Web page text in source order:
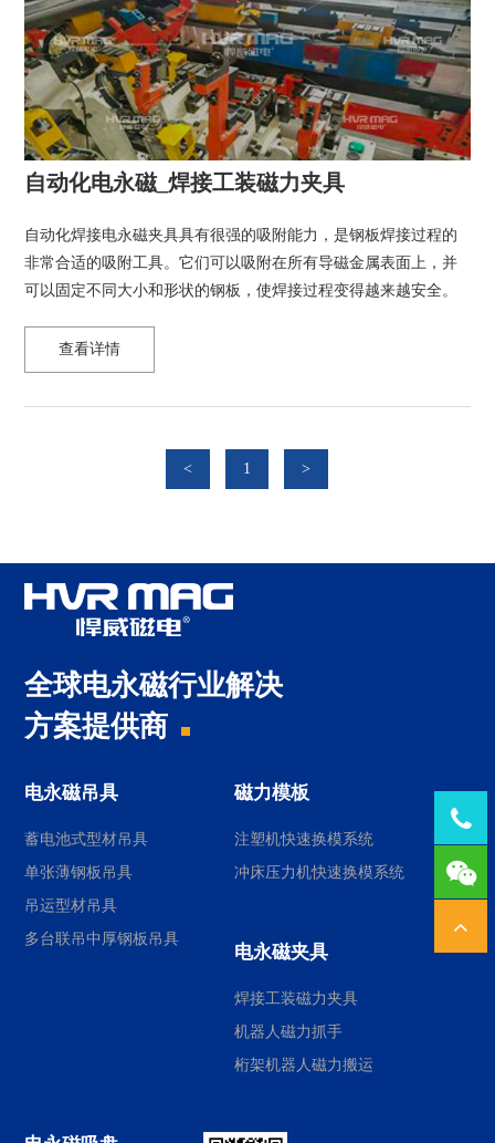
自动化电永磁_焊接工装磁力夹具
自动化焊接电永磁夹具具有很强的吸附能力，是钢板焊接过程的
非常合适的吸附工具。它们可以吸附在所有导磁金属表面上，并
可以固定不同大小和形状的钢板，使焊接过程变得越来越安全。
查看详情
< 1 >
全球电永磁行业解决
方案提供商
电永磁吊具
蓄电池式型材吊具
单张薄钢板吊具
吊运型材吊具
多台联吊中厚钢板吊具
磁力模板
注塑机快速换模系统
冲床压力机快速换模系统
电永磁夹具
焊接工装磁力夹具
机器人磁力抓手
桁架机器人磁力搬运
Tel：